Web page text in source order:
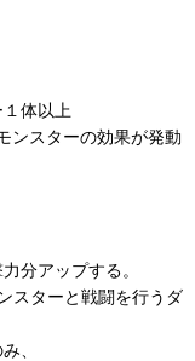
体以上
ンスターの効果が発動
分アップする。
スターと戦闘を行うダ
、